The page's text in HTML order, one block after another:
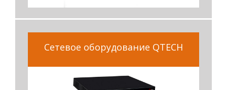
Сетевое оборудование QTECH